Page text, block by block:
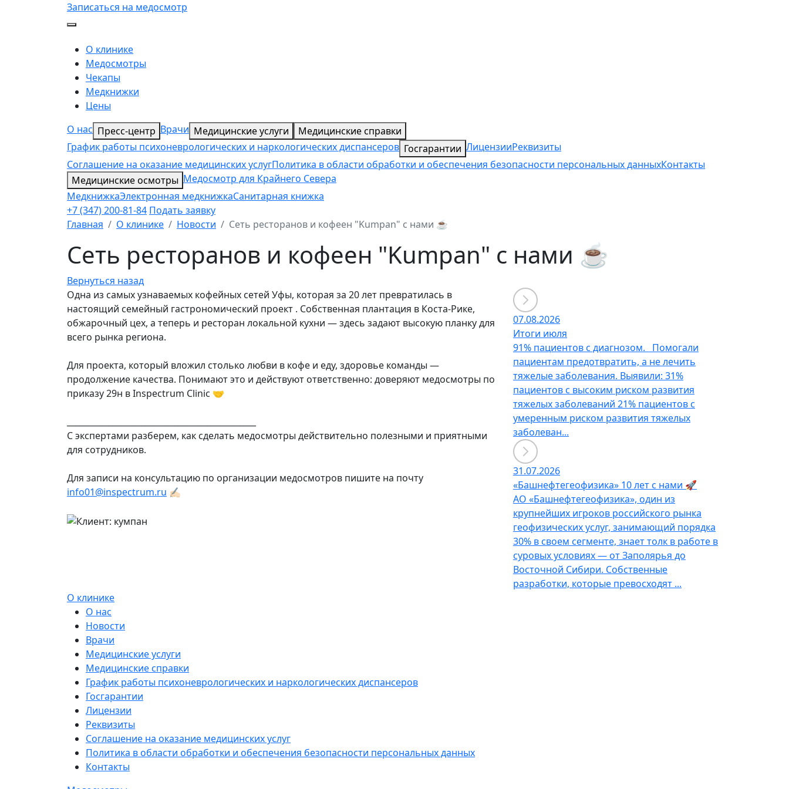
Записаться на медосмотр
О клинике
Медосмотры
Чекапы
Медкнижки
Цены
О нас Пресс-центр Врачи Медицинские услуги
Медицинские справки
График работы психоневрологических и наркологических диспансеров Госгарантии ЛицензииРеквизиты
Соглашение на оказание медицинских услугПолитика в области обработки и обеспечения безопасности персональных данныхКонтакты
Медицинские осмотры Медосмотр для Крайнего Севера
МедкнижкаЭлектронная медкнижкаСанитарная книжка
+7 (347) 200-81-84 Подать заявку
Главная
О клинике Новости Сеть ресторанов и кофеен "Kumpan" с нами ☕️
Сеть ресторанов и кофеен "Kumpan" с нами ☕️
Вернуться назад
Одна из самых узнаваемых кофейных сетей Уфы, которая за 20 лет превратилась в
настоящий семейный гастрономический проект . Собственная плантация в Коста-Рике,
обжарочный цех, а теперь и ресторан локальной кухни — здесь задают высокую планку для
всего рынка региона.
Для проекта, который вложил столько любви в кофе и еду, здоровье команды —
продолжение качества. Понимают это и действуют ответственно: доверяют медосмотры по
приказу 29н в Inspectrum Clinic 🤝
С экспертами разберем, как сделать медосмотры действительно полезными и приятными
для сотрудников.
Для записи на консультацию по организации медосмотров пишите на почту
info01@inspectrum.ru ✍🏻
07.08.2026
Итоги июля
91% пациентов с диагнозом. Помогали
пациентам предотвратить, а не лечить
тяжелые заболевания. Выявили: 31%
пациентов с высоким риском развития
тяжелых заболеваний 21% пациентов с
умеренным риском развития тяжелых
заболеван...
31.07.2026
«Башнефтегеофизика» 10 лет с нами 🚀
АО «Башнефтегеофизика», один из
крупнейших игроков российского рынка
геофизических услуг, занимающий порядка
30% в своем сегменте, знает толк в работе в
суровых условиях — от Заполярья до
Восточной Сибири. Собственные
разработки, которые превосходят ...
О клинике
О нас
Новости
Врачи
Медицинские услуги
Медицинские справки
График работы психоневрологических и наркологических диспансеров
Госгарантии
Лицензии
Реквизиты
Соглашение на оказание медицинских услуг
Политика в области обработки и обеспечения безопасности персональных данных
Контакты